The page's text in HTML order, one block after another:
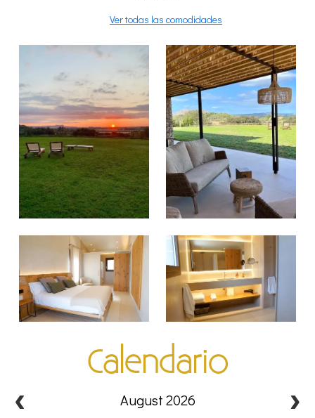
Ver todas las comodidades
Calendario
August 2026